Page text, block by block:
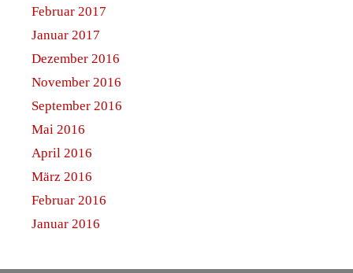
Februar 2017
Januar 2017
Dezember 2016
November 2016
September 2016
Mai 2016
April 2016
März 2016
Februar 2016
Januar 2016